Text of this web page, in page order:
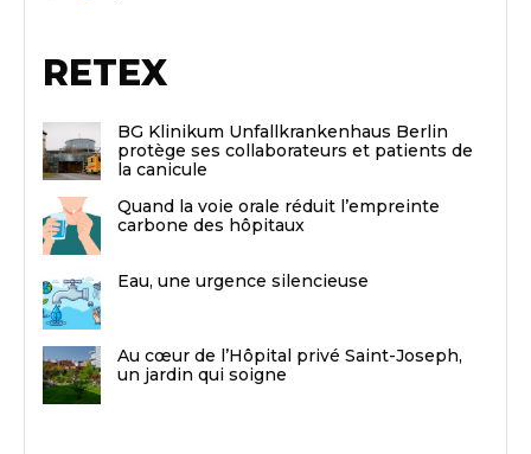
RETEX
BG Klinikum Unfallkrankenhaus Berlin
protège ses collaborateurs et patients de
la canicule
Quand la voie orale réduit l’empreinte
carbone des hôpitaux
Eau, une urgence silencieuse
Au cœur de l’Hôpital privé Saint-Joseph,
un jardin qui soigne